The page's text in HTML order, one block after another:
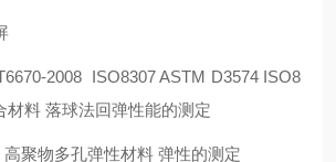
2008 ISO8307 ASTM D3574 ISO8
材料 落球法回弹性能的测定
高聚物多孔弹性材料 弹性的测定